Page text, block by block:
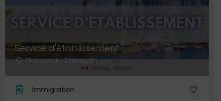
Service d'établissement
Thompson-Okanagan
Immigration